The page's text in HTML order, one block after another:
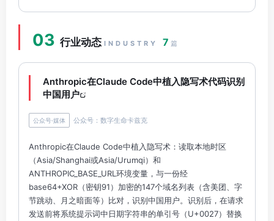
03 行业动态 INDUSTRY 7 篇
Anthropic在Claude Code中植入隐写术代码识别
中国用户
公众号·媒体 公众号：数字生命卡兹克
Anthropic在Claude Code中植入隐写术：读取本地时区
（Asia/Shanghai或Asia/Urumqi）和
ANTHROPIC_BASE_URL环境变量，与一份经
base64+XOR（密钥91）加密的147个域名列表（含美团、字
节跳动、月之暗面等）比对，识别中国用户。识别后，在请求
发送前将系统提示词中日期字符串的单引号（U+0027）替换